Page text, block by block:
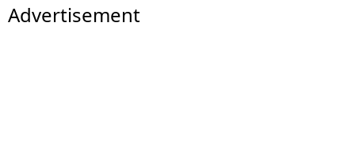
Advertisement